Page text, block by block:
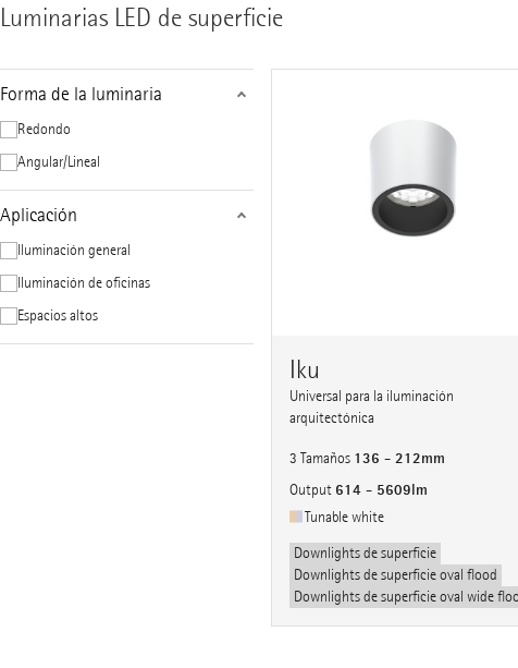
Luminarias LED de superficie
Forma de la luminaria
Redondo
Angular/Lineal
Aplicación
Iluminación general
Iluminación de oficinas
Espacios altos
Iku
Universal para la iluminación
arquitectónica
3 Tamaños 136 - 212mm
Output 614 - 5609lm
Tunable white
Downlights de superficie
Downlights de superficie oval flood
Downlights de superficie oval wide